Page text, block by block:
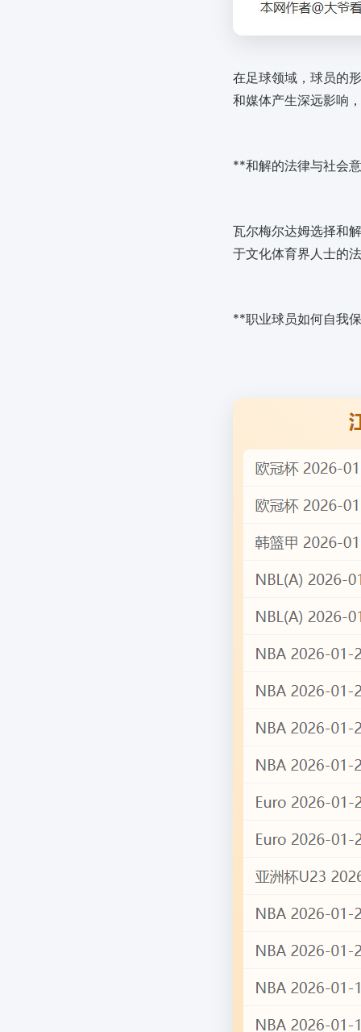
在足球领域，球员的
和媒体产生深远影响
**和解的法律与社会
瓦尔梅尔达姆选择和
于文化体育界人士的
**职业球员如何自我